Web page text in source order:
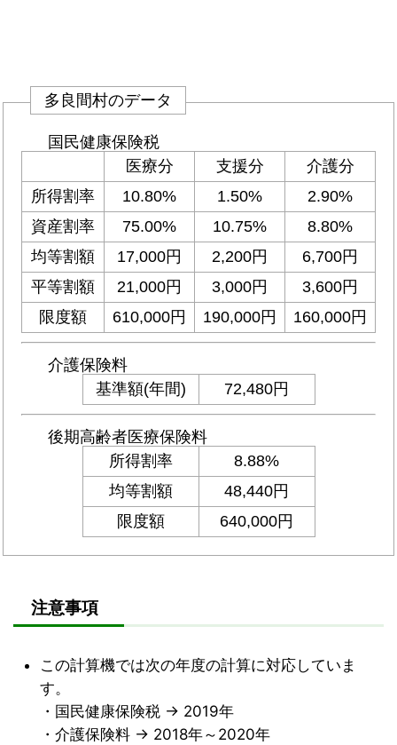
注意事項
この計算機では次の年度の計算に対応していま
す。
・国民健康保険税 → 2019年
・介護保険料 → 2018年～2020年